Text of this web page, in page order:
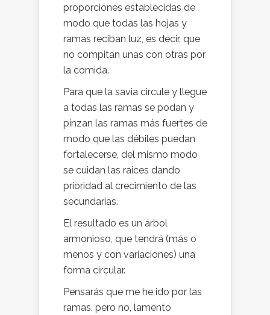
proporciones establecidas de
modo que todas las hojas y
ramas reciban luz, es decir, que
no compitan unas con otras por
la comida.
Para que la savia circule y llegue
a todas las ramas se podan y
pinzan las ramas más fuertes de
modo que las débiles puedan
fortalecerse, del mismo modo
se cuidan las raices dando
prioridad al crecimiento de las
secundarias.
El resultado es un árbol
armonioso, que tendrá (más o
menos y con variaciones) una
forma circular.
Pensarás que me he ido por las
ramas, pero no, lamento